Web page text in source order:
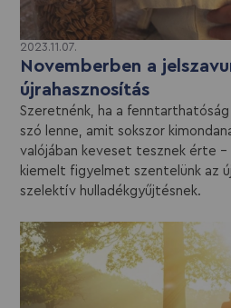
2023.11.07.
Novemberben a
újrahasznosítás
Szeretnénk, ha a
szó lenne, amit sokszor
valójában keveset tesznek érte
kiemelt figyelmet szentelünk az
szelektív hulladékgyűjtésnek.